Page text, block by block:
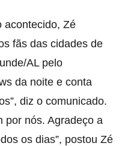
acontecido, Zé
fãs das cidades de
AL pelo
da noite e conta
diz o comunicado.
por nós. Agradeço a
os dias”, postou Zé